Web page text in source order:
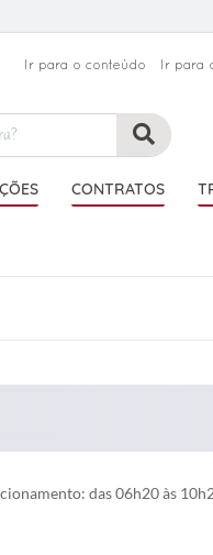
Ir para o conteúdo Ir para
CONTRATOS
das 06h20 às